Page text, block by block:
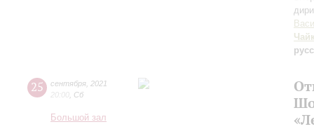
25 сентября 2021
20:00 Сб
Большой зал